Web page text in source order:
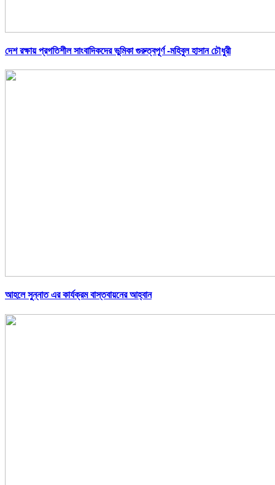
দেশ রক্ষায় প্রগতিশীল সাংবাদিকদের ভুমিকা গুরুত্বপূর্ণ -মহিবুল হাসান চৌধুরী
আহলে সুন্নাত এর কার্যক্রম বাস্তবায়নের আহ্বান